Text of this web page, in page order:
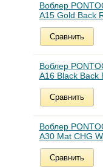
Воблер
A15 Gold Back
Сравнить
Воблер
A16 Black Back
Сравнить
Воблер
A30 Mat CHG
Сравнить